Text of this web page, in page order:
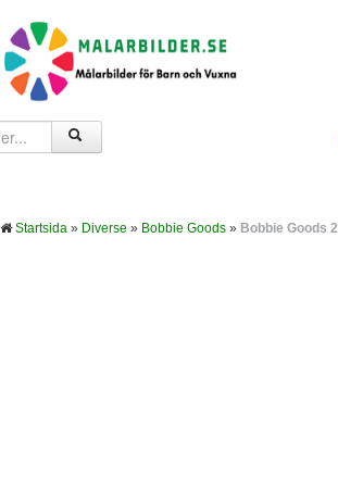
Startsida » Diverse » Bobbie Goods » Bobbie Goods 2